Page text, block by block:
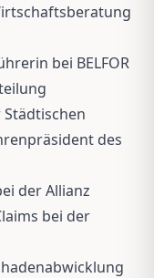
bei BELFOR
des
der Allianz
bei der